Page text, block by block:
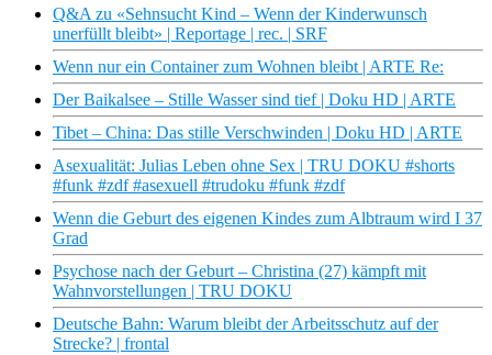
Q&A zu «Sehnsucht Kind – Wenn der Kinderwunsch
unerfüllt bleibt» | Reportage | rec. | SRF
Wenn nur ein Container zum Wohnen bleibt | ARTE Re:
Der Baikalsee – Stille Wasser sind tief | Doku HD | ARTE
Tibet – China: Das stille Verschwinden | Doku HD | ARTE
Asexualität: Julias Leben ohne Sex | TRU DOKU #shorts
#funk #zdf #asexuell #trudoku #funk #zdf
Wenn die Geburt des eigenen Kindes zum Albtraum wird I 37
Grad
Psychose nach der Geburt – Christina (27) kämpft mit
Wahnvorstellungen | TRU DOKU
Deutsche Bahn: Warum bleibt der Arbeitsschutz auf der
Strecke? | frontal